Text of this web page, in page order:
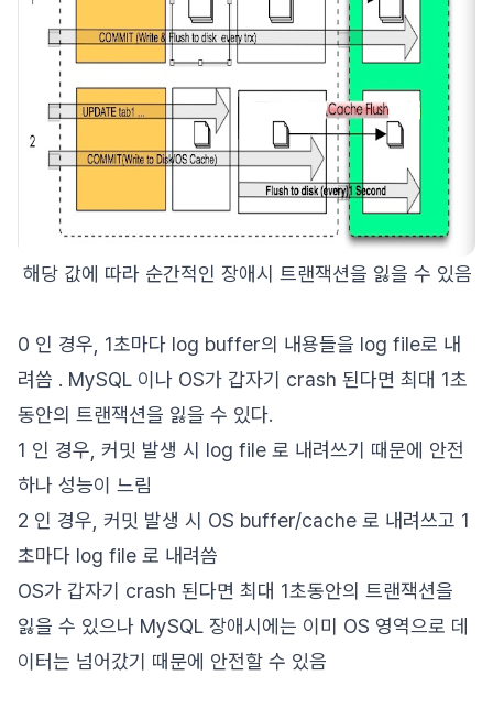
해당 값에 따라 순간적인 장애시 트랜잭션을 잃을 수 있음
0 인 경우, 1초마다 log buffer의 내용들을 log file로 내
려씀 . MySQL 이나 OS가 갑자기 crash 된다면 최대 1초
동안의 트랜잭션을 잃을 수 있다.
1 인 경우, 커밋 발생 시 log file 로 내려쓰기 때문에 안전
하나 성능이 느림
2 인 경우, 커밋 발생 시 OS buffer/cache 로 내려쓰고 1
초마다 log file 로 내려씀
OS가 갑자기 crash 된다면 최대 1초동안의 트랜잭션을
잃을 수 있으나 MySQL 장애시에는 이미 OS 영역으로 데
이터는 넘어갔기 때문에 안전할 수 있음